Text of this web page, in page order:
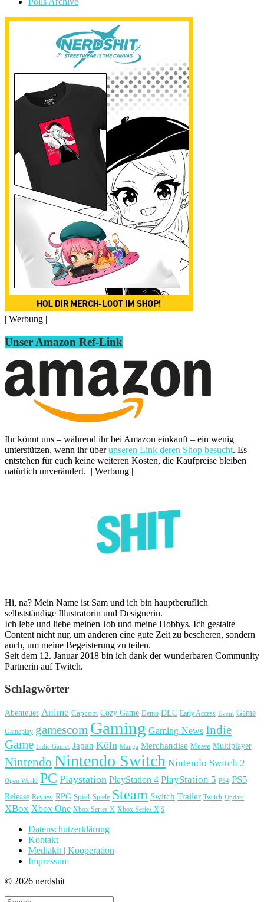
| Werbung |
Unser Amazon Ref-Link
Ihr könnt uns – während ihr bei Amazon einkauft – ein wenig
unterstützen, wenn ihr überunseren Link deren Shop besucht. Es
entstehen für euch keine weiteren Kosten, die Kaufpreise bleiben
natürlich unverändert. | Werbung |
Hi, na? Mein Name ist Sam und ich bin hauptberuflich
selbstständige Illustratorin und Designerin.
Ich lebe und liebe meinen Job und meine Hobbys. Ich gestalte
Content nicht nur, um anderen eine gute Zeit zu bescheren, sondern
auch, um meine Begeisterung zu teilen.
Seit dem 12. Januar 2018 bin ich dank der wunderbaren Community
Partnerin auf Twitch.
Schlagwörter
Abenteuer Anime Capcom Cozy Game Demo DLC Early Access Event Game
Gameplay gamescom Gaming Gaming-News Indie
Game Indie Games Japan Köln Manga Merchandise Messe Multiplayer
Nintendo Nintendo Switch Nintendo Switch 2
Open World PC Playstation PlayStation 4 PlayStation 5 PS4 PS5
Release Review RPG Spiel Spiele Steam Switch Trailer Twitch Update
XBox Xbox One Xbox Series X Xbox Series X|S
Datenschutzerklärung
Kontakt
Mediakit | Kooperation
Impressum
© 2026 nerdshit